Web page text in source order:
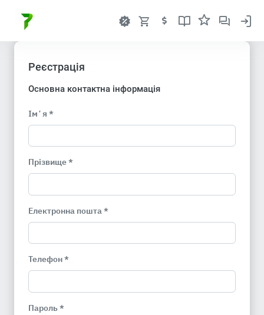
Реєстрація
Основна контактна інформація
Імʼя *
Прізвище *
Електронна пошта *
Телефон *
Пароль *